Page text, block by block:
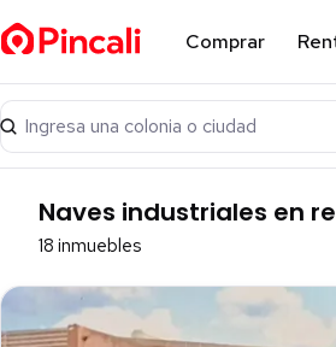
Comprar
Ingresa una colonia o ciudad
Naves industriales en
18 inmuebles